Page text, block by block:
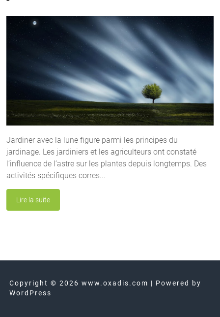
Jardiner avec la lune figure parmi les principes du
jardinage. Les jardiniers et les agriculteurs ont constaté
l’influence de l’astre sur les plantes depuis longtemps. Des
activités spécifiques corres...
Lire la suite
Copyright © 2026 www.oxadis.com | Powered by
WordPress